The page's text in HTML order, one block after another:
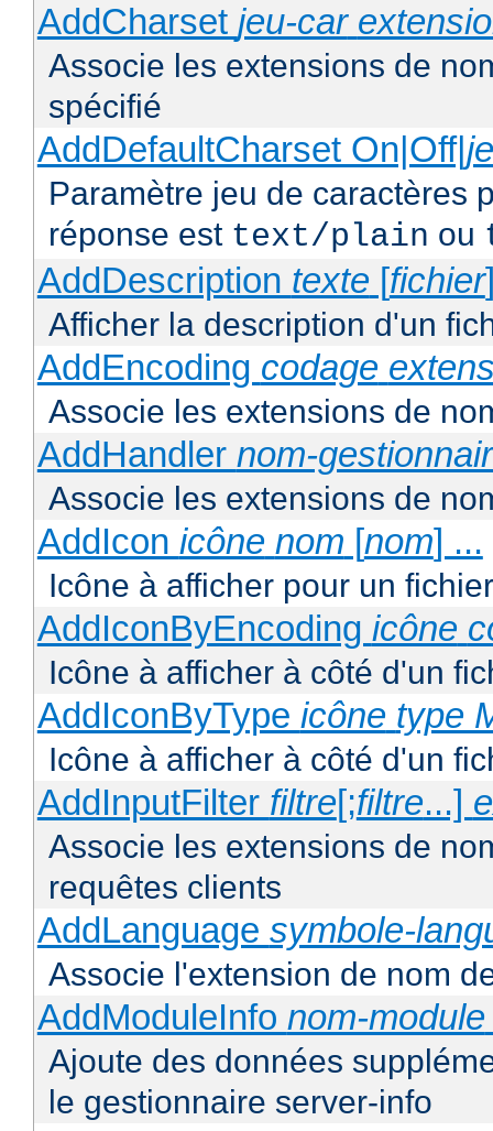
AddCharset jeu-car
Associe les extensions de
spécifié
AddDefaultCharset On|Off|
Paramètre jeu de caractères
réponse est text/plain ou
AddDescription texte [fichier
Afficher la description d'un
AddEncoding codage
Associe les extensions de
AddHandler nom-
Associe les extensions de
AddIcon icône nom [nom] ...
Icône à afficher pour un
AddIconByEncoding icône
Icône à afficher à côté d'un
AddIconByType icône type
Icône à afficher à côté d'un
AddInputFilter filtre[;filtre...]
Associe les extensions de
requêtes clients
AddLanguage symbole-
Associe l'extension de nom
AddModuleInfo nom-module
Ajoute des données
le gestionnaire server-info